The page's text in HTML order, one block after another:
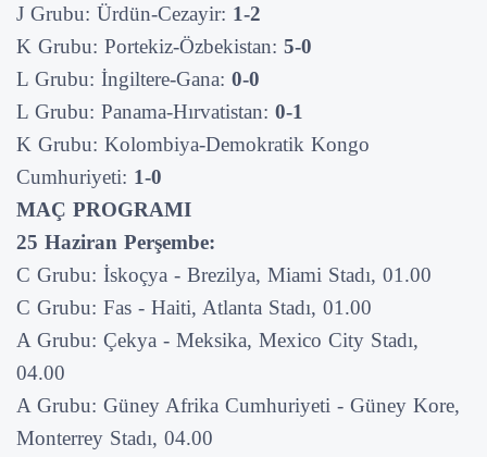
J Grubu: Ürdün-Cezayir: 1-2
K Grubu: Portekiz-Özbekistan: 5-0
L Grubu: İngiltere-Gana: 0-0
L Grubu: Panama-Hırvatistan: 0-1
K Grubu: Kolombiya-Demokratik Kongo
Cumhuriyeti: 1-0
MAÇ PROGRAMI
25 Haziran Perşembe:
C Grubu: İskoçya - Brezilya, Miami Stadı, 01.00
C Grubu: Fas - Haiti, Atlanta Stadı, 01.00
A Grubu: Çekya - Meksika, Mexico City Stadı,
04.00
A Grubu: Güney Afrika Cumhuriyeti - Güney Kore,
Monterrey Stadı, 04.00